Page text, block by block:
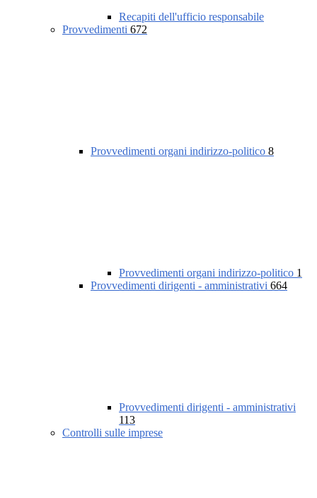
Recapiti dell'ufficio responsabile
Provvedimenti 672
Provvedimenti organi indirizzo-politico 8
Provvedimenti organi indirizzo-politico 1
Provvedimenti dirigenti - amministrativi 664
Provvedimenti dirigenti - amministrativi
113
Controlli sulle imprese